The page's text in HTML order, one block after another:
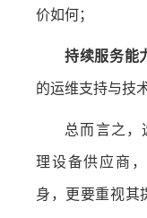
价如何；
持续服务能
的运维支持与技
总而言之，
理设备供应商
身，更要重视其